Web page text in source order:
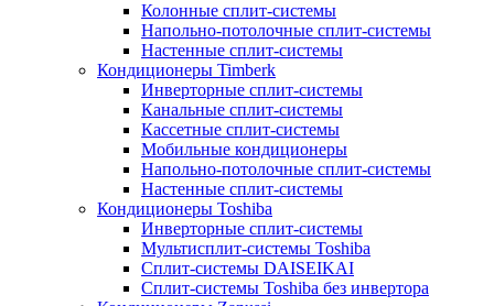
Колонные сплит-системы
Напольно-потолочные сплит-системы
Настенные сплит-системы
Кондиционеры Timberk
Инверторные сплит-системы
Канальные сплит-системы
Кассетные сплит-системы
Мобильные кондиционеры
Напольно-потолочные сплит-системы
Настенные сплит-системы
Кондиционеры Toshiba
Инверторные сплит-системы
Мультисплит-системы Toshiba
Сплит-системы DAISEIKAI
Сплит-системы Toshiba без инвертора